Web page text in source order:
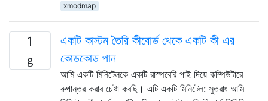
xmodmap
1
একটি কাস্টম তৈরি কীবোর্ড থেকে একটি কী এর
কোডকোড পান
আমি একটি মিনিটেলকে একটি রাস্পবেরি পাই দিয়ে কম্পিউটারে
রুপান্তর করার চেষ্টা করছি। এটি একটি মিনিটেল: সুতরাং আমি